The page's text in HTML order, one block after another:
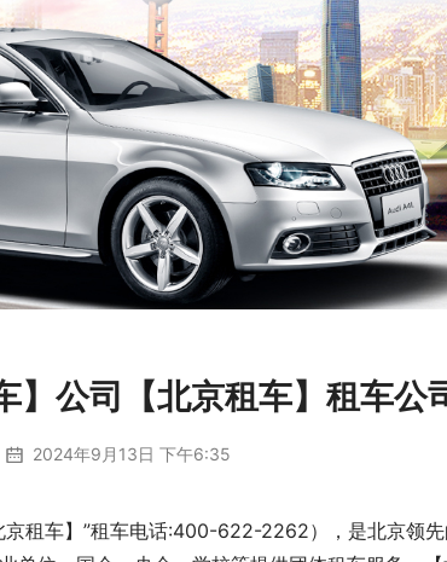
】公司【北京租车】租车公
2024年9月13日 下午6:35
京租车】”租车电话:400-622-2262），是北京领